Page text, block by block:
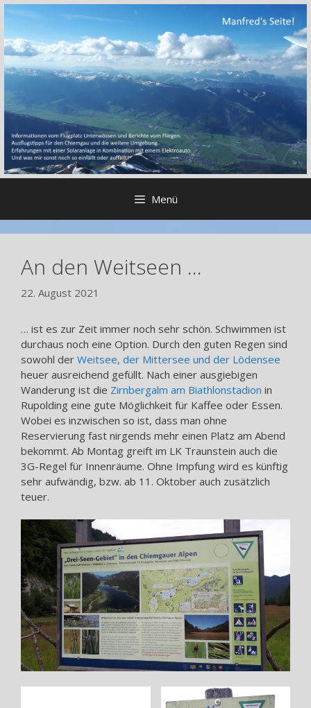
Zum
springen
Menü
An den Weitseen …
22. August 2021
… ist es zur Zeit immer noch sehr schön. Schwimmen ist
durchaus noch eine Option. Durch den guten Regen sind
sowohl der Weitsee, der Mittersee und der Lödensee
heuer ausreichend gefüllt. Nach einer ausgiebigen
Wanderung ist die Zirnbergalm am Biathlonstadion in
Rupolding eine gute Möglichkeit für Kaffee oder Essen.
Wobei es inzwischen so ist, dass man ohne
Reservierung fast nirgends mehr einen Platz am Abend
bekommt. Ab Montag greift im LK Traunstein auch die
3G-Regel für Innenräume. Ohne Impfung wird es künftig
sehr aufwändig, bzw. ab 11. Oktober auch zusätzlich
teuer.